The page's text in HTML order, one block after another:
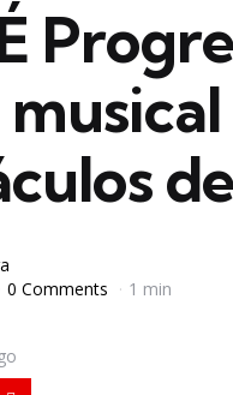
0 Comments 1 min